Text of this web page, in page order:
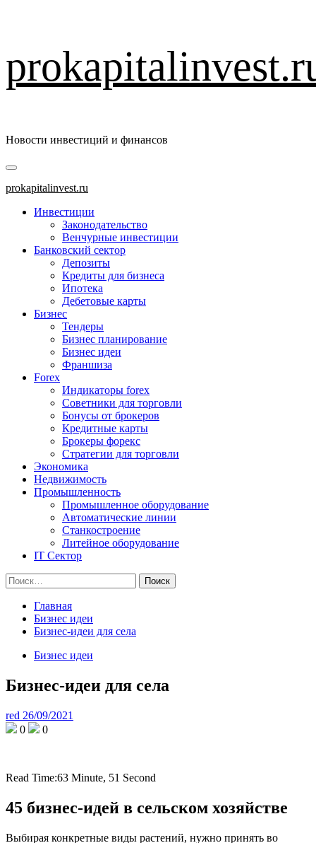
к
содержимому
Новости инвестиций и финансов
Основное
меню
prokapitalinvest.ru
Инвестиции
Законодательство
Венчурные инвестиции
Банковский сектор
Депозиты
Кредиты для бизнеса
Ипотека
Дебетовые карты
Бизнес
Тендеры
Бизнес планирование
Бизнес идеи
Франшиза
Forex
Индикаторы forex
Советники для торговли
Бонусы от брокеров
Кредитные карты
Брокеры форекс
Стратегии для торговли
Экономика
Недвижимость
Промышленность
Промышленное оборудование
Автоматические линии
Станкостроение
Литейное оборудование
IT Сектор
Найти:
Главная
Бизнес идеи
Бизнес-идеи для села
Бизнес идеи
Бизнес-идеи для села
red 26/09/2021
0
0
Read Time:63 Minute, 51 Second
45 бизнес-идей в сельском хозяйстве
Выбирая конкретные виды растений, нужно принять во